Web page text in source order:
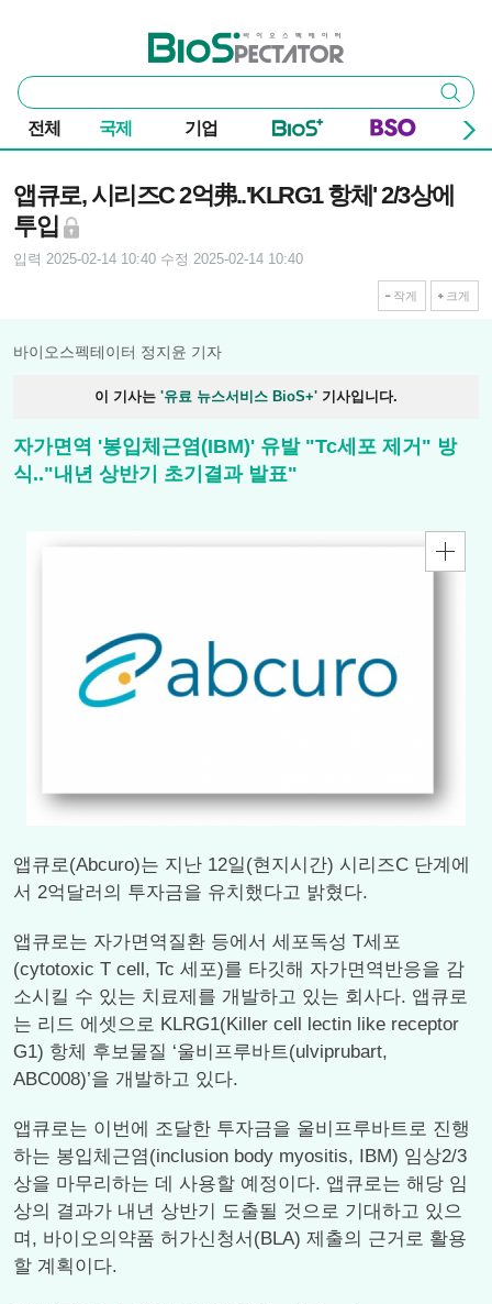
바이오스펙테이터
통
합
검
색
검색
전체 국제 기업
앱큐로, 시리즈C 2억弗..'KLRG1 항체' 2/3상에
투입
입력 2025-02-14 10:40 수정 2025-02-14 10:40
작게 크게
바이오스펙테이터 정지윤 기자
이 기사는 '유료 뉴스서비스 BioS+' 기사입니다.
자가면역 '봉입체근염(IBM)' 유발 "Tc세포 제거" 방
식.."내년 상반기 초기결과 발표"
앱큐로(Abcuro)는 지난 12일(현지시간) 시리즈C 단계에
서 2억달러의 투자금을 유치했다고 밝혔다.
앱큐로는 자가면역질환 등에서 세포독성 T세포
(cytotoxic T cell, Tc 세포)를 타깃해 자가면역반응을 감
소시킬 수 있는 치료제를 개발하고 있는 회사다. 앱큐로
는 리드 에셋으로 KLRG1(Killer cell lectin like receptor
G1) 항체 후보물질 ‘울비프루바트(ulviprubart,
ABC008)’을 개발하고 있다.
앱큐로는 이번에 조달한 투자금을 울비프루바트로 진행
하는 봉입체근염(inclusion body myositis, IBM) 임상2/3
상을 마무리하는 데 사용할 예정이다. 앱큐로는 해당 임
상의 결과가 내년 상반기 도출될 것으로 기대하고 있으
며, 바이오의약품 허가신청서(BLA) 제출의 근거로 활용
할 계획이다.